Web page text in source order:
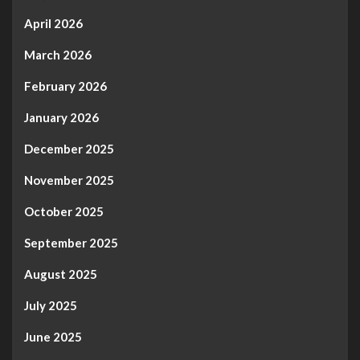
April 2026
March 2026
February 2026
January 2026
December 2025
November 2025
October 2025
September 2025
August 2025
July 2025
June 2025